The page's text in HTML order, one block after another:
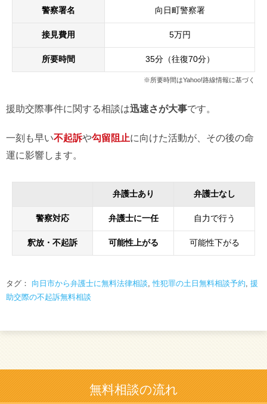
警察署名 向日町警察署
接見費用 5万円
所要時間 35分（往復70分）
※所要時間はYahoo!路線情報に基づく
援助交際事件に関する相談は迅速さが大事です。
一刻も早い不起訴や勾留阻止に向けた活動が、その後の命
運に影響します。
弁護士あり 弁護士なし
警察対応 弁護士に一任 自力で行う
釈放・不起訴 可能性上がる 可能性下がる
タグ： 向日市から弁護士に無料法律相談,性犯罪の土日無料相談予約, 援
助交際の不起訴無料相談
無料相談の流れ